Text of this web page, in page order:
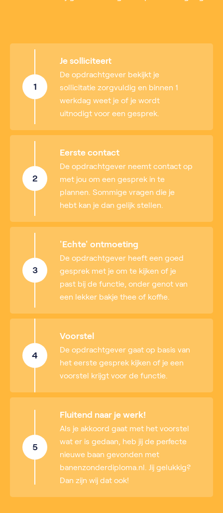
1
Je solliciteert
De opdrachtgever bekijkt je
sollicitatie zorgvuldig en binnen 1
werkdag weet je of je wordt
uitnodigt voor een gesprek.
2
Eerste contact
De opdrachtgever neemt contact op
met jou om een gesprek in te
plannen. Sommige vragen die je
hebt kan je dan gelijk stellen.
3
'Echte' ontmoeting
De opdrachtgever heeft een goed
gesprek met je om te kijken of je
past bij de functie, onder genot van
een lekker bakje thee of koffie.
4
Voorstel
De opdrachtgever gaat op basis van
het eerste gesprek kijken of je een
voorstel krijgt voor de functie.
5
Fluitend naar je werk!
Als je akkoord gaat met het voorstel
wat er is gedaan, heb jij de perfecte
nieuwe baan gevonden met
banenzonderdiploma.nl. Jij gelukkig?
Dan zijn wij dat ook!